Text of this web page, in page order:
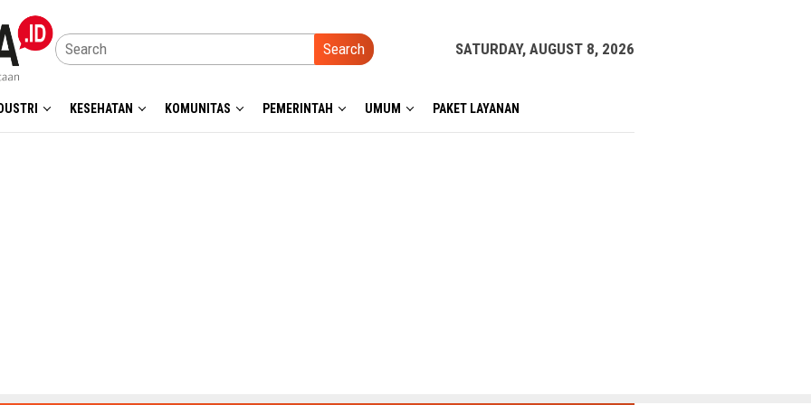
Search SATURDAY, AUGUST 8, 2026
KESEHATAN KOMUNITAS PEMERINTAH UMUM PAKET LAYANAN